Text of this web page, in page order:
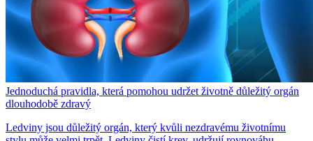
Jednoduchá pravidla, která pomohou udržet životně důležitý orgán
dlouhodobě zdravý
Ledviny jsou důležitý orgán, který kvůli nezdravému životnímu